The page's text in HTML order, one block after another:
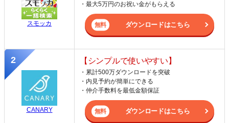
スモッカ
・最大5万円のお祝い金がもらえる
ダウンロードはこちら
CANARY
【シンプルで使いやすい】
・累計500万ダウンロードを突破
・内見予約が簡単にできる
・仲介手数料を最低金額保証
ダウンロードはこちら